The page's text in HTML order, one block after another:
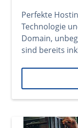
Perfekte
Technologie
Domain,
sind bereits